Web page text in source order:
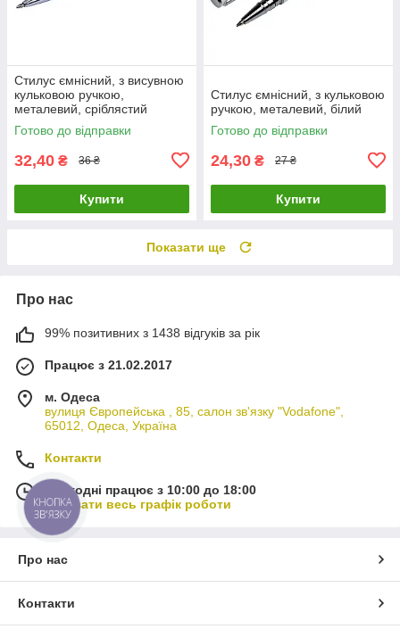
Стилус ємнісний, з висувною
кульковою ручкою,
металевий, сріблястий
Готово до відправки
32,40 ₴ 36 ₴
Купити
Стилус ємнісний, з кульковою
ручкою, металевий, білий
Готово до відправки
24,30 ₴ 27 ₴
Купити
Показати ще
Про нас
99% позитивних з 1438 відгуків за рік
Працює з 21.02.2017
м. Одеса
вулиця Європейська , 85, салон зв'язку "Vodafone",
65012, Одеса, Україна
Контакти
Сьогодні працює з 10:00 до 18:00
Показати весь графік роботи
Про нас
Контакти
КНОПКА
ЗВ'ЯЗКУ